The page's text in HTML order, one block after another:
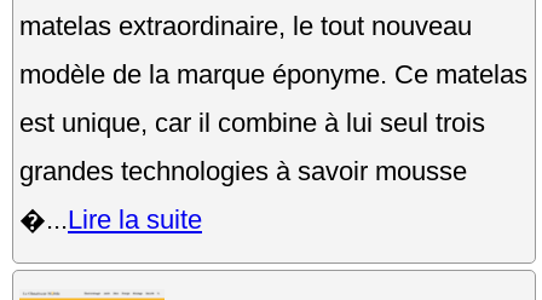
matelas extraordinaire, le tout nouveau
modèle de la marque éponyme. Ce matelas
est unique, car il combine à lui seul trois
grandes technologies à savoir mousse
�...Lire la suite